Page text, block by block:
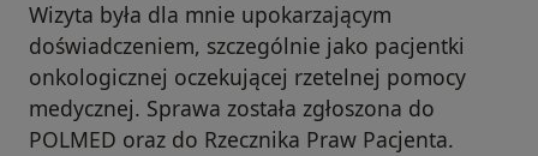
Wizyta była dla mnie upokarzającym
doświadczeniem, szczególnie jako pacjentki
onkologicznej oczekującej rzetelnej pomocy
medycznej. Sprawa została zgłoszona do
POLMED oraz do Rzecznika Praw Pacjenta.